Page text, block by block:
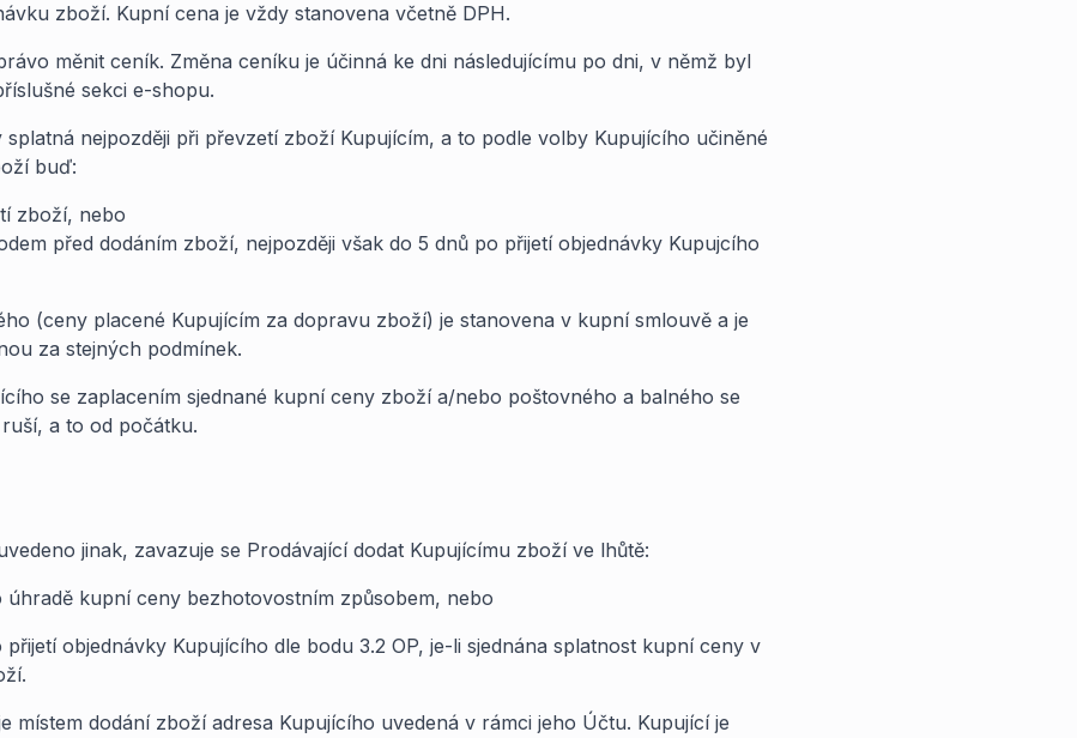
zboží. Kupní cena je vždy stanovena včetně DPH.
měnit ceník. Změna ceníku je účinná ke dni následujícímu po dni, v němž byl
sekci e-shopu.
nejpozději při převzetí zboží Kupujícím, a to podle volby Kupujícího učiněné
buď:
zboží, nebo
před dodáním zboží, nejpozději však do 5 dnů po přijetí objednávky Kupujcího
(ceny placené Kupujícím za dopravu zboží) je stanovena v kupní smlouvě a je
za stejných podmínek.
se zaplacením sjednané kupní ceny zboží a/nebo poštovného a balného se
a to od počátku.
jinak, zavazuje se Prodávající dodat Kupujícímu zboží ve lhůtě:
kupní ceny bezhotovostním způsobem, nebo
objednávky Kupujícího dle bodu 3.2 OP, je-li sjednána splatnost kupní ceny v
místem dodání zboží adresa Kupujícího uvedená v rámci jeho Účtu. Kupující je